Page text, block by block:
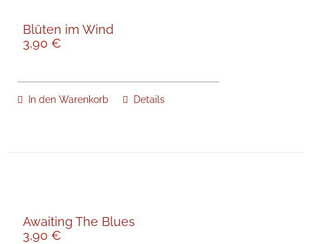
Blüten im Wind
3,90 €
In den Warenkorb Details
Awaiting The Blues
3,90 €